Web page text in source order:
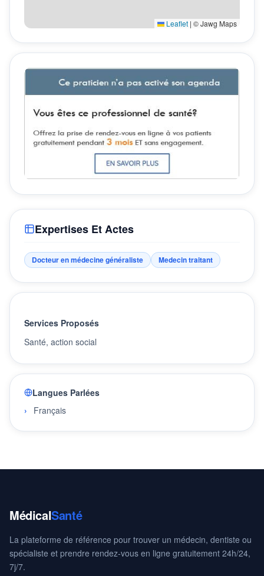
Expertises Et Actes
Docteur en médecine généraliste Medecin traitant
Services Proposés
Santé, action social
Langues Parlées
Français
Leaflet | © Jawg Maps
MédicalSanté
La plateforme de référence pour trouver un médecin, dentiste ou
spécialiste et prendre rendez-vous en ligne gratuitement 24h/24,
7j/7.